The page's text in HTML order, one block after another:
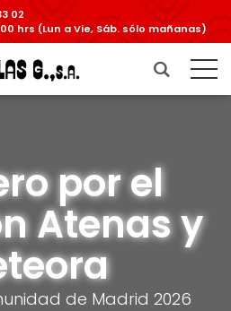
02
hrs (Lun a Vie, Sáb. sólo mañanas)
por el
Atenas y
de Madrid 2026